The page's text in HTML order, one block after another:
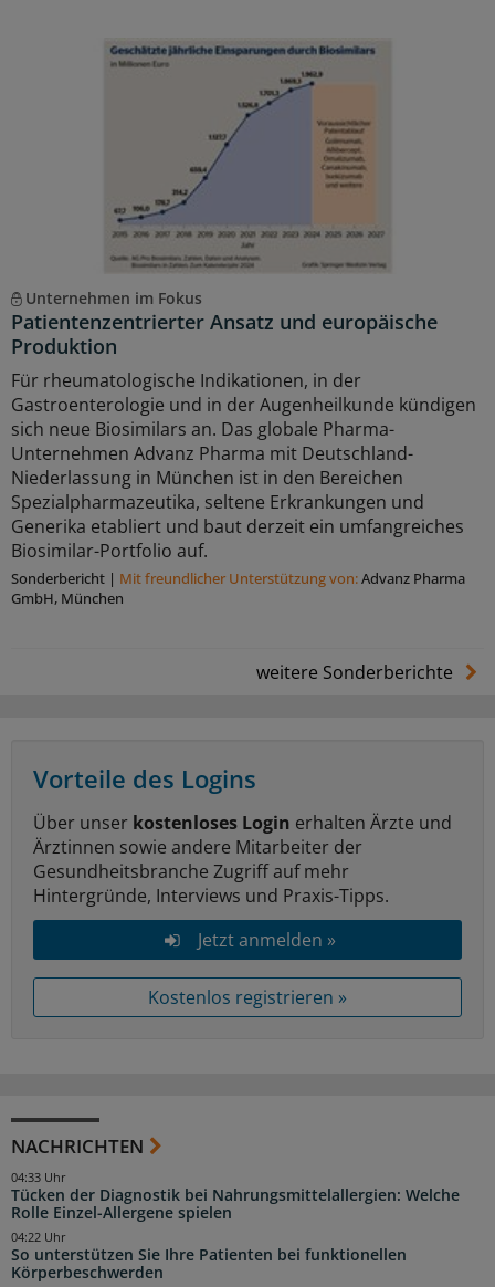
Unternehmen im Fokus
Patientenzentrierter Ansatz und europäische
Produktion
Für rheumatologische Indikationen, in der
Gastroenterologie und in der Augenheilkunde kündigen
sich neue Biosimilars an. Das globale Pharma-
Unternehmen Advanz Pharma mit Deutschland-
Niederlassung in München ist in den Bereichen
Spezialpharmazeutika, seltene Erkrankungen und
Generika etabliert und baut derzeit ein umfangreiches
Biosimilar-Portfolio auf.
Sonderbericht | Mit freundlicher Unterstützung von:Advanz Pharma
GmbH, München
weitere Sonderberichte
Vorteile des Logins
Über unser kostenloses Login erhalten Ärzte und
Ärztinnen sowie andere Mitarbeiter der
Gesundheitsbranche Zugriff auf mehr
Hintergründe, Interviews und Praxis-Tipps.
Jetzt anmelden »
Kostenlos registrieren »
NACHRICHTEN
Tücken der Diagnostik bei Nahrungsmittelallergien: Welche
Rolle Einzel-Allergene spielen
04:33 Uhr
So unterstützen Sie Ihre Patienten bei funktionellen
Körperbeschwerden
04:22 Uhr